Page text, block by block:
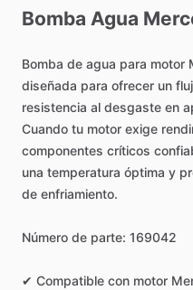
Bomba Agua
Bomba de agua para motor
diseñada para ofrecer un
resistencia al desgaste en
Cuando tu motor exige
componentes críticos
una temperatura óptima y
de enfriamiento.
Número de parte: 169042
✔ Compatible con motor